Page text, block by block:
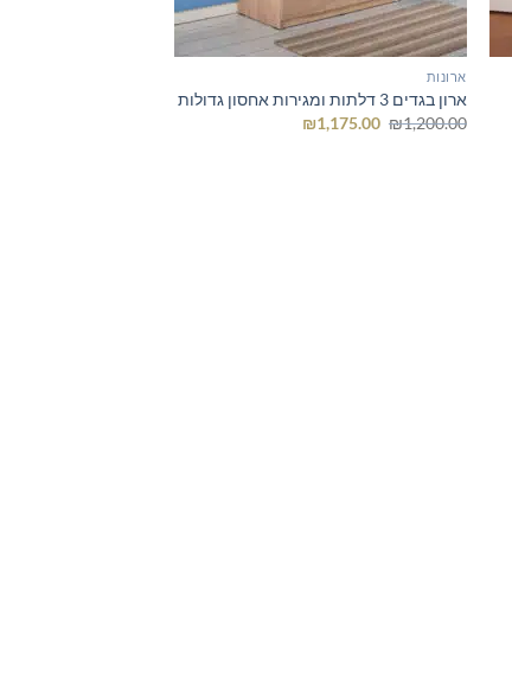
ארונות
ארון בגדים 3 דלתות ומגירות אחסון גדולות
₪1,200.00
המחיר
₪1,175.00